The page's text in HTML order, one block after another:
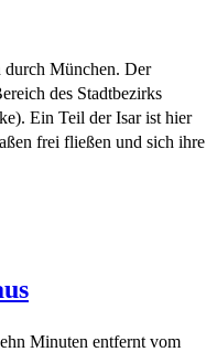
durch München. Der
des Stadtbezirks
Ein Teil der Isar ist hier
frei fließen und sich ihre
Minuten entfernt vom